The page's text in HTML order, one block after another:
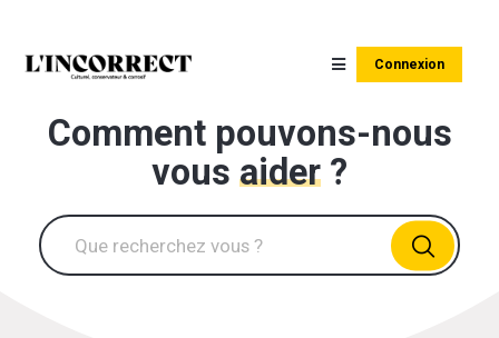
Connexion
Comment pouvons-nous
vous aider ?